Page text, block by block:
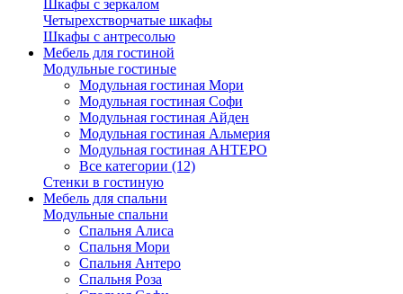
Шкафы с зеркалом
Четырехстворчатые шкафы
Шкафы с антресолью
Мебель для гостиной
Модульные гостиные
Модульная гостиная Мори
Модульная гостиная Софи
Модульная гостиная Айден
Модульная гостиная Альмерия
Модульная гостиная АНТЕРО
Все категории (12)
Стенки в гостиную
Мебель для спальни
Модульные спальни
Спальня Алиса
Спальня Мори
Спальня Антеро
Спальня Роза